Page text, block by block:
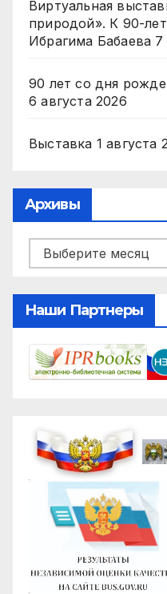
Виртуальная
природой». К 90-
Ибрагима Бабаева 7
90 лет со дня
6 августа 2026
Выставка 1 августа
Архивы
Архивы
Наши Партнеры